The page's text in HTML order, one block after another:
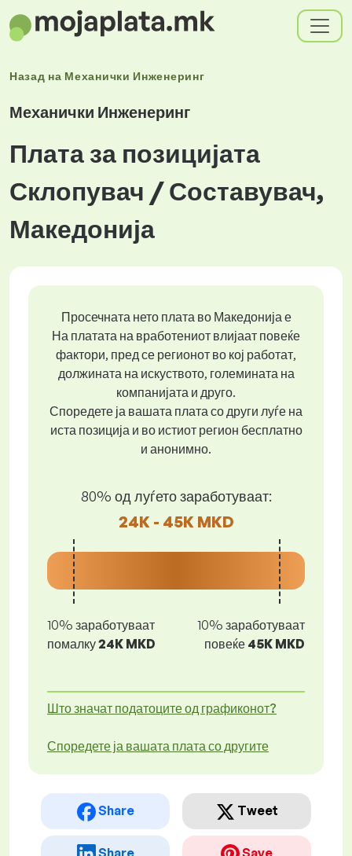
Назад на Механички Инженеринг
Механички Инженеринг
Плата за позицијата
Склопувач / Составувач,
Македонија
Просечната нето плата во Македонија е
На платата на вработениот влијаат повеќе
фактори, пред се регионот во кој работат,
должината на искуството, големината на
компанијата и друго.
Споредете ја вашата плата со други луѓе на
иста позиција и во истиот регион бесплатно
и анонимно.
80% од луѓето заработуваат:
24K - 45K MKD
10% заработуваат
помалку24K MKD
10% заработуваат
повеќе 45K MKD
Што значат податоците од графиконот?
Споредете ја вашата плата со другите
Share Tweet
Share Save